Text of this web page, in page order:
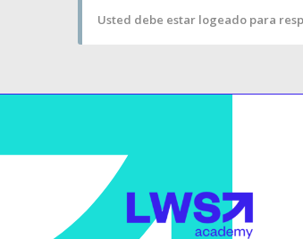
Usted debe estar logeado para